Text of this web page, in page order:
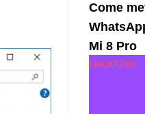
Come
Mi 8 Pro
Linux/Unix